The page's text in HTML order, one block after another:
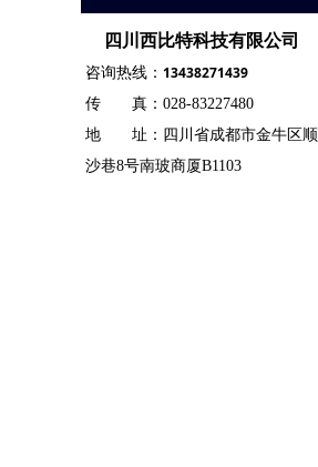
四川西比特科技有限公司
咨询热线： 13438271439
传 真：028-83227480
地 址：四川省成都市金牛区顺
沙巷8号南玻商厦B1103